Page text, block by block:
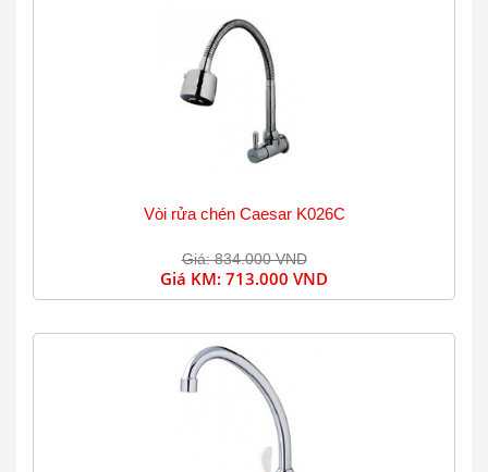
Vòi rửa chén Caesar K026C
Giá: 834.000 VND
Giá KM: 713.000 VND